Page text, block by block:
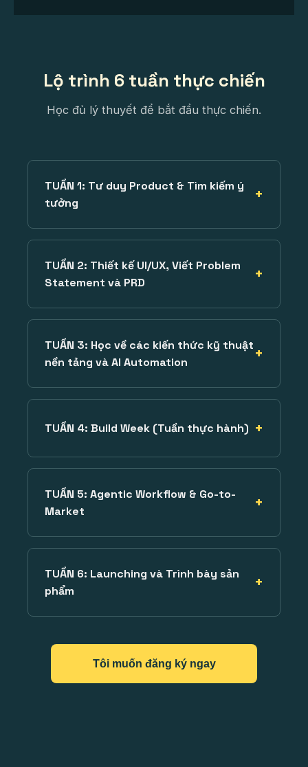
Lộ trình 6 tuần thực chiến
Học đủ lý thuyết để bắt đầu thực chiến.
TUẦN 1: Tư duy Product & Tìm kiếm ý
tưởng
TUẦN 2: Thiết kế UI/UX, Viết Problem
Statement và PRD
TUẦN 3: Học về các kiến thức kỹ thuật
nền tảng và AI Automation
TUẦN 4: Build Week (Tuần thực hành)
TUẦN 5: Agentic Workflow & Go-to-
Market
TUẦN 6: Launching và Trình bày sản
phẩm
Tôi muốn đăng ký ngay